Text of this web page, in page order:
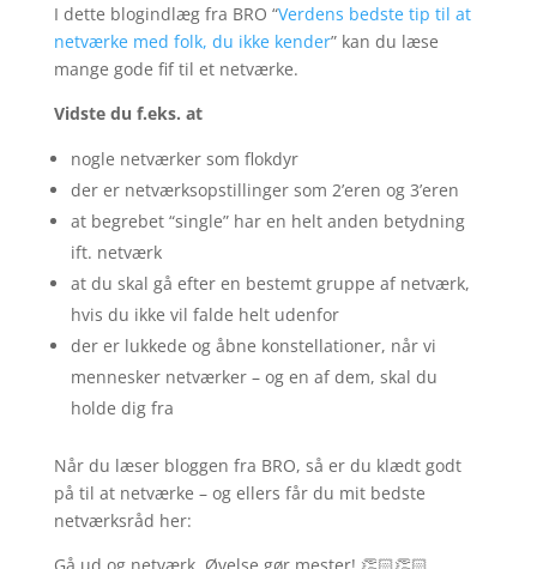
I dette blogindlæg fra BRO “Verdens bedste tip til at
netværke med folk, du ikke kender” kan du læse
mange gode fif til et netværke.
Vidste du f.eks. at
nogle netværker som flokdyr
der er netværksopstillinger som 2’eren og 3’eren
at begrebet “single” har en helt anden betydning
ift. netværk
at du skal gå efter en bestemt gruppe af netværk,
hvis du ikke vil falde helt udenfor
der er lukkede og åbne konstellationer, når vi
mennesker netværker – og en af dem, skal du
holde dig fra
Når du læser bloggen fra BRO, så er du klædt godt
på til at netværke – og ellers får du mit bedste
netværksråd her: